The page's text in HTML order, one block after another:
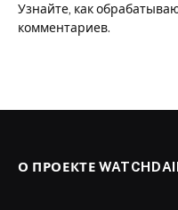
Узнайте, как
комментариев.
О ПРОЕКТЕ